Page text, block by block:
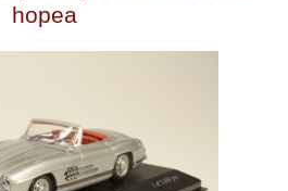
hopea